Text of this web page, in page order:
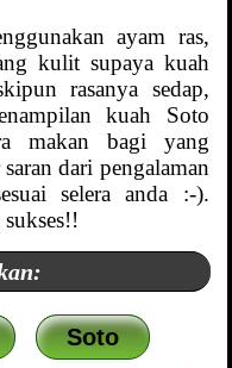
ayam ras,
kulit supaya kuah
rasanya sedap,
kuah Soto
makan bagi yang
dari pengalaman
selera anda :-).
Soto